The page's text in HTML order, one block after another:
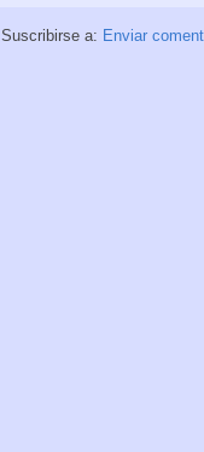
Suscribirse a: Enviar